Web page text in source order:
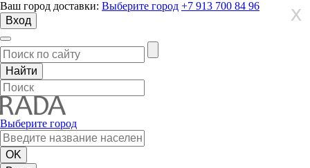
Ваш город доставки: Выберите город +7 913 700 84 96
Вход
Выберите город
X
X
X